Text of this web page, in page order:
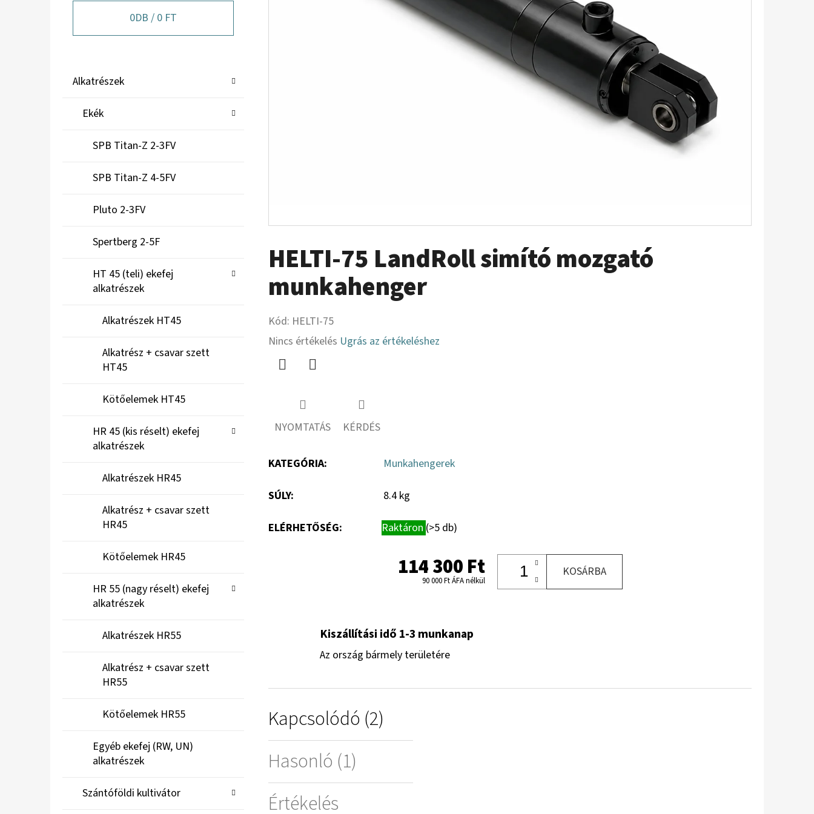
0DB / 0 FT
Kategóriák
Alkatrészek
Ekék
SPB Titan-Z 2-3FV
SPB Titan-Z 4-5FV
Pluto 2-3FV
Spertberg 2-5F
HT 45 (teli) ekefej
alkatrészek
Alkatrészek HT45
Alkatrész + csavar szett
HT45
Kötőelemek HT45
HR 45 (kis réselt) ekefej
alkatrészek
Alkatrészek HR45
Alkatrész + csavar szett
HR45
Kötőelemek HR45
HR 55 (nagy réselt) ekefej
alkatrészek
Alkatrészek HR55
Alkatrész + csavar szett
HR55
Kötőelemek HR55
Egyéb ekefej (RW, UN)
alkatrészek
Szántóföldi kultivátor
HELTI-75 LandRoll simító mozgató
munkahenger
Kód: HELTI-75
A
termék
értékelése
5-
0,0
Nincs értékelés Ugrás az értékeléshez
NYOMTATÁS KÉRDÉS
KATEGÓRIA: Munkahengerek
SÚLY: 8.4 kg
ELÉRHETŐSÉG: Raktáron (>5 db)
114 300 Ft
90 000 Ft ÁFA nélkül
KOSÁRBA
Kiszállítási idő 1-3 munkanap
Az ország bármely területére
Kapcsolódó (2)
Hasonló (1)
Értékelés